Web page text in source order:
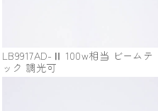
LB9917AD-Ⅱ 100w相当 ビームテ
ック 調光可